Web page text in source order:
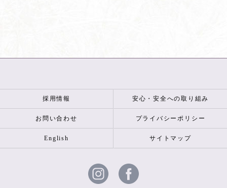
採用情報 安心・安全への取り組み
お問い合わせ プライバシーポリシー
English サイトマップ